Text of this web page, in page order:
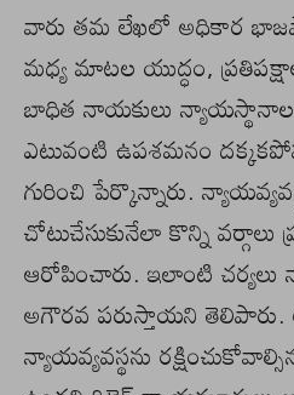
వారు తమ లేఖలో అధికార
మధ్య మాటల యుద్ధం,
బాధిత నాయకులు
ఎటువంటి ఉపశమనం
గురించి పేర్కొన్నారు.
చోటుచేసుకునేలా కొన్ని వర్గాలు
ఆరోపించారు. ఇలాంటి చర్యలు
అగౌరవ పరుస్తాయని తెలిపారు.
న్యాయవ్యవస్థను